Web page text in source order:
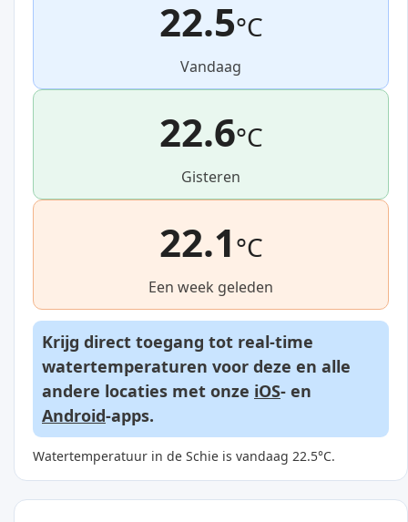
22.5°C
Vandaag
22.6°C
Gisteren
22.1°C
Een week geleden
Krijg direct toegang tot real-time
watertemperaturen voor deze en alle
andere locaties met onze iOS- en
Android-apps.
Watertemperatuur in de Schie is vandaag 22.5°C.